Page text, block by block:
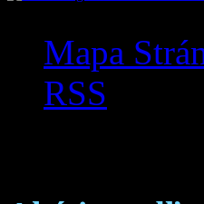
Mapa
RSS